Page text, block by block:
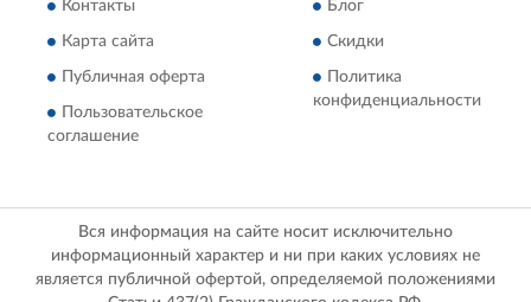
Контакты
Карта сайта
Публичная оферта
Пользовательское
соглашение
Блог
Скидки
Политика
конфиденциальности
Вся информация на сайте носит исключительно
информационный характер и ни при каких условиях не
является публичной офертой, определяемой положениями